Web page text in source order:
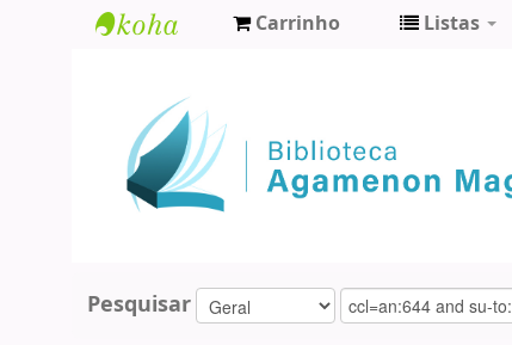
Agamenon
Magalhães
Carrinho Listas
Pesquisar